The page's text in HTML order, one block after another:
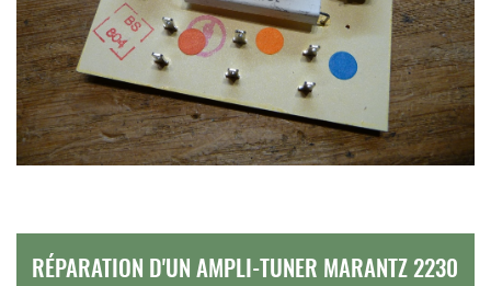
RÉPARATION D'UN AMPLI-TUNER MARANTZ 2230